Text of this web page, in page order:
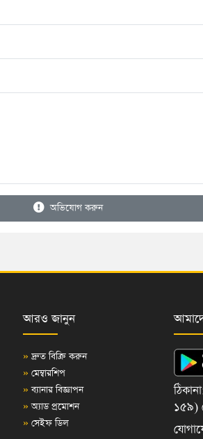
অভিযোগ করুন
আরও জানুন
» দ্রুত বিক্রি করুন
» মেম্বারশিপ
» ব্যানার বিজ্ঞাপন
» অ্যাড প্রমোশন
» সেইফ ডিল
১৫৯)